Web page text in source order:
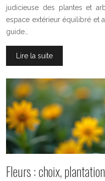
judicieuse des plantes et
espace extérieur équilibré et
guide…
Lire la suite
Fleurs : choix,